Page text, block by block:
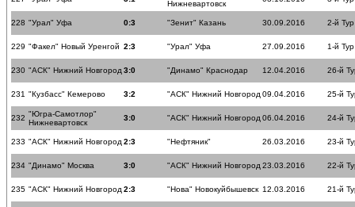
Нижневартовск
228 "Урал" Уфа 0:3 "Зенит" Казань 30.09.2016 2-й Тур
229 "Факел" Новый Уренгой 2:3 "Урал" Уфа 27.09.2016 1-й Тур
230 "АСК" Нижний Новгород 3:0 "Динамо" Краснодар 12.04.2016 26-й
231 "Кузбасс" Кемерово 3:2 "АСК" Нижний Новгород 09.04.2016 25-й
232 "Югра-Самотлор"
Нижневартовск
3:0 "АСК" Нижний Новгород 06.04.2016 24-й
233 "АСК" Нижний Новгород 2:3 "Нефтяник" 26.03.2016 23-й
234 "Динамо" Москва 3:0 "АСК" Нижний Новгород 23.03.2016 22-й
235 "АСК" Нижний Новгород 2:3 "Нова" Новокуйбышевск 12.03.2016 21-й